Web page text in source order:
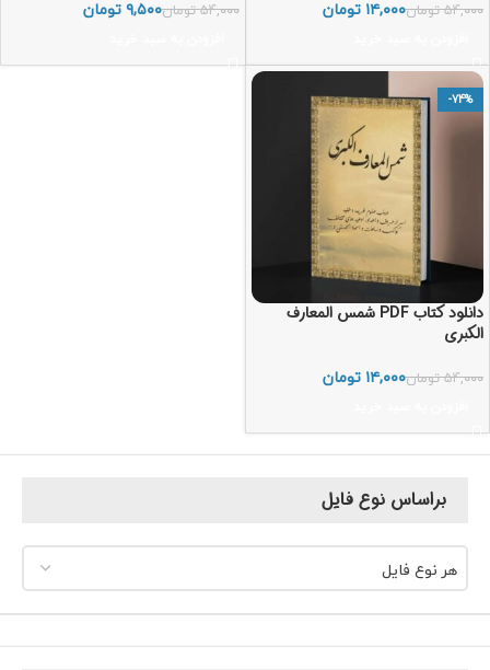
براساس نوع فایل
هر نوع فایل
۵۴,۰۰۰تومان۱۴,۰۰۰ تومان
۵۴,۰۰۰تومان۹,۵۰۰تومان
-74%
دانلود کتاب PDF شمس‌ المعارف‌
الکبری
۵۴,۰۰۰تومان۱۴,۰۰۰ تومان